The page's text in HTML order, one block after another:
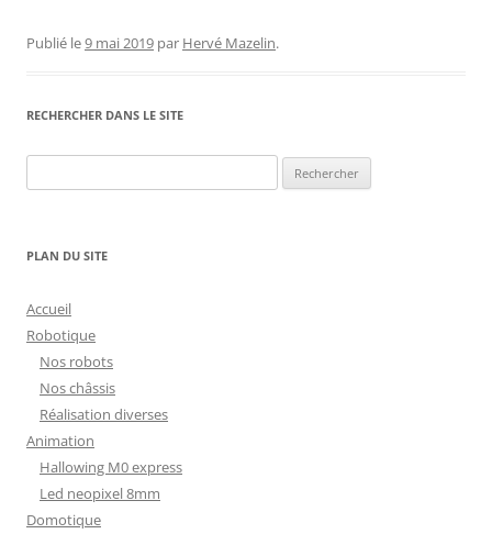
Publié le9 mai 2019 par Hervé Mazelin.
RECHERCHER DANS LE SITE
PLAN DU SITE
Accueil
Robotique
Nos robots
Nos châssis
Réalisation diverses
Animation
Hallowing M0 express
Led neopixel 8mm
Domotique